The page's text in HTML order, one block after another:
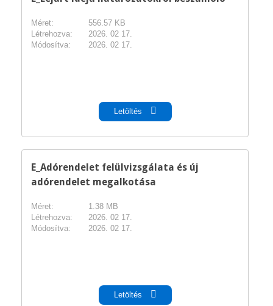
Méret:
556.57 KB
Létrehozva:
2026. 02 17.
Módosítva:
2026. 02 17.
Letöltés
E_Adórendelet felülvizsgálata és új
adórendelet megalkotása
Méret:
1.38 MB
Létrehozva:
2026. 02 17.
Módosítva:
2026. 02 17.
Letöltés